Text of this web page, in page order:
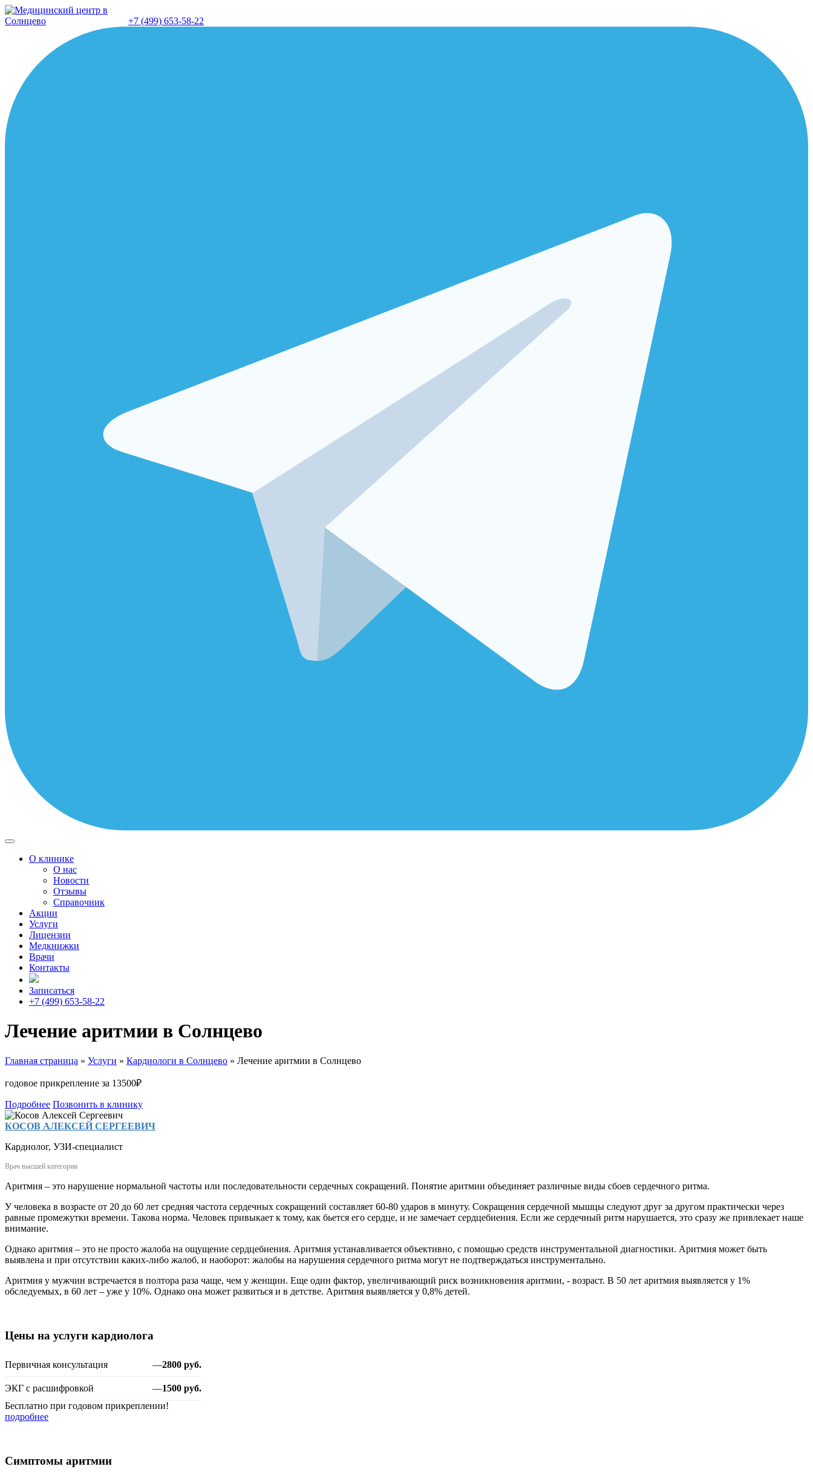
Перейти
к
+7 (499) 653-58-22
О клинике
О нас
Новости
Отзывы
Справочник
Акции
Услуги
Лицензии
Медкнижки
Врачи
Контакты
Записаться
+7 (499) 653-58-22
Лечение аритмии в Солнцево
Главная страница » Услуги » Кардиологи в Солнцево » Лечение аритмии в Солнцево
годовое прикрепление за 13500₽
Подробнее Позвонить в клинику
КОСОВ АЛЕКСЕЙ СЕРГЕЕВИЧ
Кардиолог, УЗИ-специалист
Врач высшей категории
Аритмия – это нарушение нормальной частоты или последовательности сердечных сокращений. Понятие аритмии объединяет различные виды сбоев сердечного ритма.
У человека в возрасте от 20 до 60 лет средняя частота сердечных сокращений составляет 60-80 ударов в минуту. Сокращения сердечной мышцы следуют друг за другом практически через
равные промежутки времени. Такова норма. Человек привыкает к тому, как бьется его сердце, и не замечает сердцебиения. Если же сердечный ритм нарушается, это сразу же привлекает наше
внимание.
Однако аритмия – это не просто жалоба на ощущение сердцебиения. Аритмия устанавливается объективно, с помощью средств инструментальной диагностики. Аритмия может быть
выявлена и при отсутствии каких-либо жалоб, и наоборот: жалобы на нарушения сердечного ритма могут не подтверждаться инструментально.
Аритмия у мужчин встречается в полтора раза чаще, чем у женщин. Еще один фактор, увеличивающий риск возникновения аритмии, - возраст. В 50 лет аритмия выявляется у 1%
обследуемых, в 60 лет – уже у 10%. Однако она может развиться и в детстве. Аритмия выявляется у 0,8% детей.
Цены на услуги кардиолога
Первичная консультация —2800 руб.
ЭКГ с расшифровкой —1500 руб.
Бесплатно при годовом прикреплении!
подробнее
Симптомы аритмии